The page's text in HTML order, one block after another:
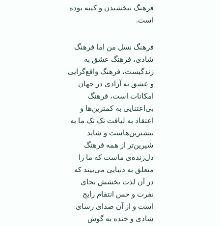
فرهنگ نبخشیدن و کینه بوده
است.
فرهنگ نسل من اما فرهنگ
شادی، فرهنگ عشق به
زندگیست، فرهنگ واقع‌گرایی
و عشق به آزادی در جهان
امکانات است، فرهنگ
بی‌اعتنایی به کمترین‌ها و
اعتقاد به لیاقت تک تک ما به
بیشترین‌هاست و شاید
شیرین‌تر از همه فرهنگ
دل‌زنده‌ی ماست که ما را
متعلق به دنیایی می‌بیند که
در آن لذت بخشش بجای
نفرت و حس انتقام رایج
است و از آن صدای رسای
شادی و خنده به گوش